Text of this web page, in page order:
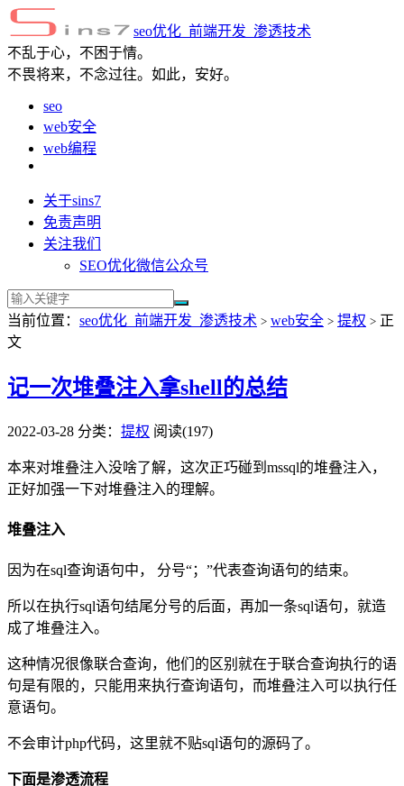
seo优化_前端开发_渗透技术
不乱于心，不困于情。
不畏将来，不念过往。如此，安好。
seo
web安全
web编程
关于sins7
免责声明
关注我们
SEO优化微信公众号
当前位置： seo优化_前端开发_渗透技术 > web安全 > 提权 > 正
文
记一次堆叠注入拿shell的总结
2022-03-28 分类： 提权 阅读(197)
本来对堆叠注入没啥了解，这次正巧碰到mssql的堆叠注入，
正好加强一下对堆叠注入的理解。
堆叠注入
因为在sql查询语句中， 分号“；”代表查询语句的结束。
所以在执行sql语句结尾分号的后面，再加一条sql语句，就造
成了堆叠注入。
这种情况很像联合查询，他们的区别就在于联合查询执行的语
句是有限的，只能用来执行查询语句，而堆叠注入可以执行任
意语句。
不会审计php代码，这里就不贴sql语句的源码了。
下面是渗透流程